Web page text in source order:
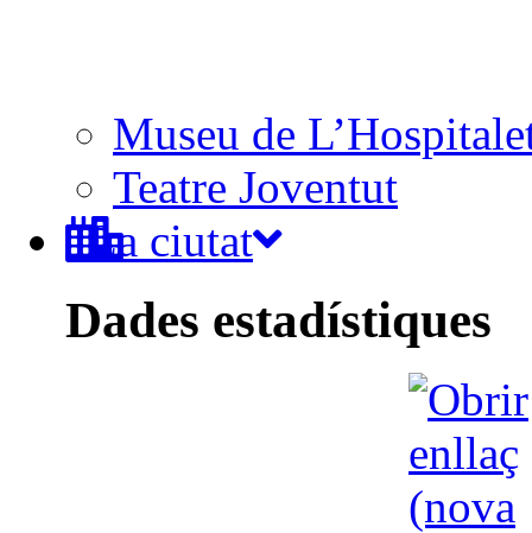
Museu de
Teatre Joventut
La ciutat
Dades estadístiques